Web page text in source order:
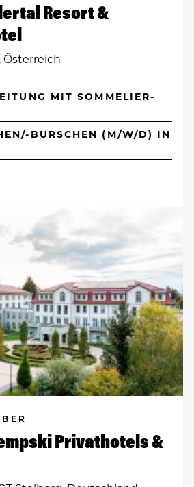
Resort &
Österreich
MIT SOMMELIER-
BURSCHEN (M/W/D) IN
Privathotels &